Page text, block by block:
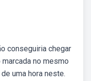
conseguiria chegar
no mesmo
uma hora neste.